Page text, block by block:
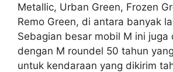
Metallic, Urban Green, Frozen
Remo Green, di antara banyak
Sebagian besar mobil M ini juga
dengan M roundel 50 tahun
untuk kendaraan yang dikirim